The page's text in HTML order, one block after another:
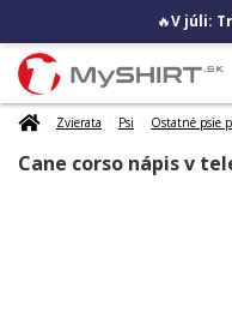
🔥V júli:
Zvierata Psi Ostatné psie
Cane corso nápis v